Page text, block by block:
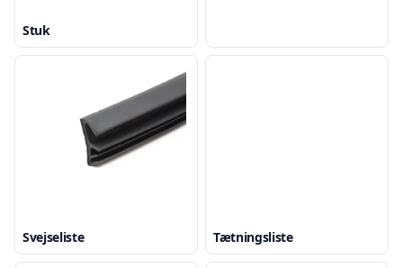
Stuk
Svejseliste Tætningsliste